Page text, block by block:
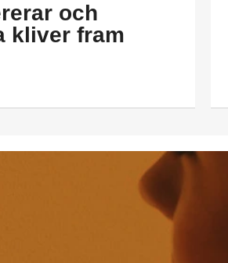
och
kliver fram